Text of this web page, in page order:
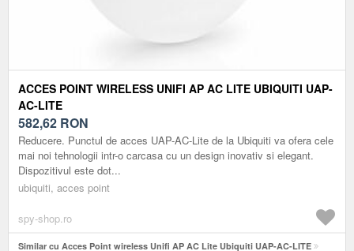
ACCES POINT WIRELESS UNIFI AP AC LITE UBIQUITI UAP-
AC-LITE
582,62 RON
Reducere. Punctul de acces UAP-AC-Lite de la Ubiquiti va ofera cele
mai noi tehnologii intr-o carcasa cu un design inovativ si elegant.
Dispozitivul este dot...
ubiquiti, acces point
spy-shop.ro
Similar cu Acces Point wireless Unifi AP AC Lite Ubiquiti UAP-AC-LITE